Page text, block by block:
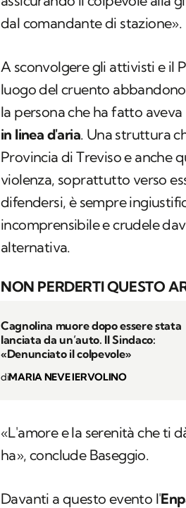
dal comandante di stazione».
A sconvolgere gli attivisti e il
luogo del cruento abbandono
la persona che ha fatto
in linea d'aria. Una struttura
Provincia di Treviso e anche
violenza, soprattutto verso
difendersi, è sempre
incomprensibile e crudele
alternativa.
NON PERDERTI QUESTO
Cagnolina muore dopo essere stata
lanciata da un’auto. Il Sindaco:
«Denunciato il colpevole»
diMARIA NEVE IERVOLINO
«L'amore e la serenità che ti
ha», conclude Baseggio.
Davanti a questo evento l'